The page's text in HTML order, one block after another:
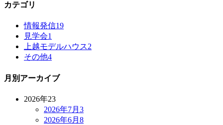
カテゴリ
情報発信19
見学会1
上越モデルハウス2
その他4
月別アーカイブ
2026年23
2026年7月 3
2026年6月 8